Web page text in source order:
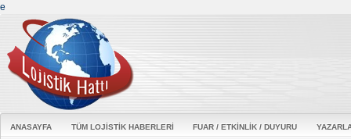
e
ANASAYFA TÜM LOJİSTİK HABERLERİ FUAR / ETKİNLİK / DUYURU